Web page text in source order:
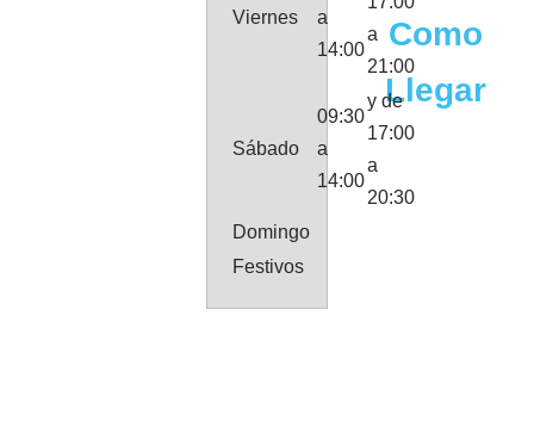
Viernes
a
14:00
a
21:00
Sábado
09:30
a
14:00
y de
17:00
a
20:30
Domingo
Festivos
Como
Llegar